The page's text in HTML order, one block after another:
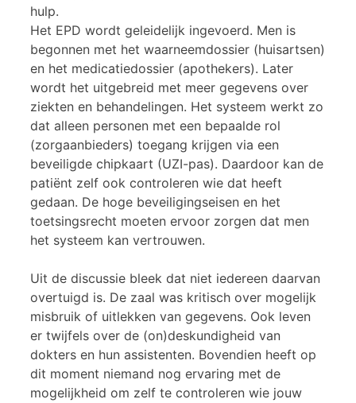
hulp.
Het EPD wordt geleidelijk ingevoerd. Men is
begonnen met het waarneemdossier (huisartsen)
en het medicatiedossier (apothekers). Later
wordt het uitgebreid met meer gegevens over
ziekten en behandelingen. Het systeem werkt zo
dat alleen personen met een bepaalde rol
(zorgaanbieders) toegang krijgen via een
beveiligde chipkaart (UZI-pas). Daardoor kan de
patiënt zelf ook controleren wie dat heeft
gedaan. De hoge beveiligingseisen en het
toetsingsrecht moeten ervoor zorgen dat men
het systeem kan vertrouwen.
Uit de discussie bleek dat niet iedereen daarvan
overtuigd is. De zaal was kritisch over mogelijk
misbruik of uitlekken van gegevens. Ook leven
er twijfels over de (on)deskundigheid van
dokters en hun assistenten. Bovendien heeft op
dit moment niemand nog ervaring met de
mogelijkheid om zelf te controleren wie jouw